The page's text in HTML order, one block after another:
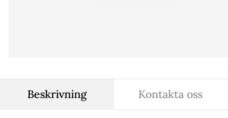
Beskrivning Kontakta oss